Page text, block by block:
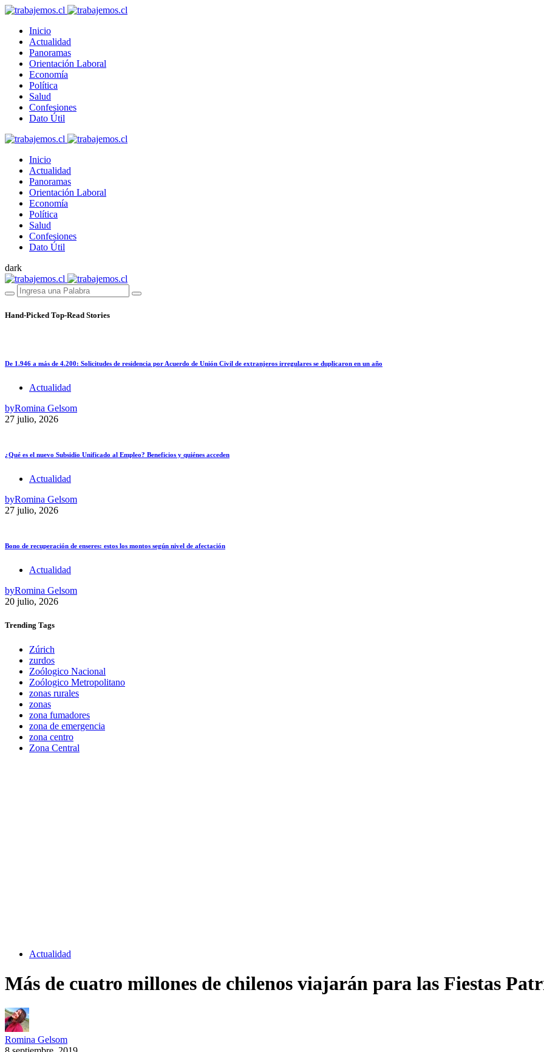
Inicio
Actualidad
Panoramas
Orientación Laboral
Economía
Política
Salud
Confesiones
Dato Útil
Inicio
Actualidad
Panoramas
Orientación Laboral
Economía
Política
Salud
Confesiones
Dato Útil
dark
Hand-Picked Top-Read Stories
De 1.946 a más de 4.200: Solicitudes de residencia por Acuerdo de Unión Civil de extranjeros irregulares se duplicaron en un año
Actualidad
byRomina Gelsom
27 julio, 2026
¿Qué es el nuevo Subsidio Unificado al Empleo? Beneficios y quiénes acceden
Actualidad
byRomina Gelsom
27 julio, 2026
Bono de recuperación de enseres: estos los montos según nivel de afectación
Actualidad
byRomina Gelsom
20 julio, 2026
Trending Tags
Zúrich
zurdos
Zoólogico Nacional
Zoólogico Metropolitano
zonas rurales
zonas
zona fumadores
zona de emergencia
zona centro
Zona Central
Actualidad
Más de cuatro millones de chilenos viajarán para las Fiestas
Romina Gelsom